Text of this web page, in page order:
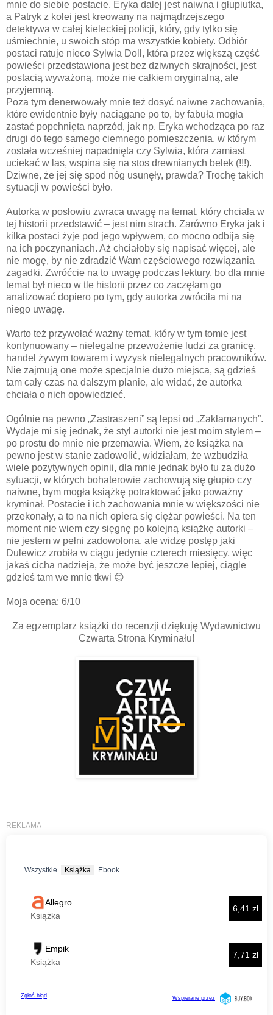
mnie do siebie postacie, Eryka dalej jest naiwna i głupiutka,
a Patryk z kolei jest kreowany na najmądrzejszego
detektywa w całej kieleckiej policji, który, gdy tylko się
uśmiechnie, u swoich stóp ma wszystkie kobiety. Odbiór
postaci ratuje nieco Sylwia Doll, która przez większą część
powieści przedstawiona jest bez dziwnych skrajności, jest
postacią wyważoną, może nie całkiem oryginalną, ale
przyjemną.
Poza tym denerwowały mnie też dosyć naiwne zachowania,
które ewidentnie były naciągane po to, by fabuła mogła
zastać popchnięta naprzód, jak np. Eryka wchodząca po raz
drugi do tego samego ciemnego pomieszczenia, w którym
została wcześniej napadnięta czy Sylwia, która zamiast
uciekać w las, wspina się na stos drewnianych belek (!!!).
Dziwne, że jej się spod nóg usunęły, prawda? Trochę takich
sytuacji w powieści było.
Autorka w posłowiu zwraca uwagę na temat, który chciała w
tej historii przedstawić – jest nim strach. Zarówno Eryka jak i
kilka postaci żyje pod jego wpływem, co mocno odbija się
na ich poczynaniach. Aż chciałoby się napisać więcej, ale
nie mogę, by nie zdradzić Wam częściowego rozwiązania
zagadki. Zwróćcie na to uwagę podczas lektury, bo dla mnie
temat był nieco w tle historii przez co zaczęłam go
analizować dopiero po tym, gdy autorka zwróciła mi na
niego uwagę.
Warto też przywołać ważny temat, który w tym tomie jest
kontynuowany – nielegalne przewożenie ludzi za granicę,
handel żywym towarem i wyzysk nielegalnych pracowników.
Nie zajmują one może specjalnie dużo miejsca, są gdzieś
tam cały czas na dalszym planie, ale widać, że autorka
chciała o nich opowiedzieć.
Ogólnie na pewno „Zastraszeni” są lepsi od „Zakłamanych”.
Wydaje mi się jednak, że styl autorki nie jest moim stylem –
po prostu do mnie nie przemawia. Wiem, że książka na
pewno jest w stanie zadowolić, widziałam, że wzbudziła
wiele pozytywnych opinii, dla mnie jednak było tu za dużo
sytuacji, w których bohaterowie zachowują się głupio czy
naiwne, bym mogła książkę potraktować jako poważny
kryminał. Postacie i ich zachowania mnie w większości nie
przekonały, a to na nich opiera się ciężar powieści. Na ten
moment nie wiem czy sięgnę po kolejną książkę autorki –
nie jestem w pełni zadowolona, ale widzę postęp jaki
Dulewicz zrobiła w ciągu jedynie czterech miesięcy, więc
jakaś cicha nadzieja, że może być jeszcze lepiej, ciągle
gdzieś tam we mnie tkwi 😊
Moja ocena: 6/10
Za egzemplarz książki do recenzji dziękuję Wydawnictwu
Czwarta Strona Kryminału!